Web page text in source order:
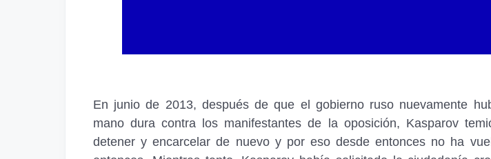
En junio de 2013, después de que el gobierno ruso nuevamente
mano dura contra los manifestantes de la oposición, Kasparov
detener y encarcelar de nuevo y por eso desde entonces no ha